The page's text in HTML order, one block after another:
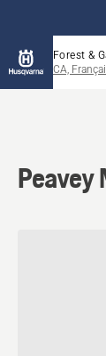
Forest &
CA,
Peavey